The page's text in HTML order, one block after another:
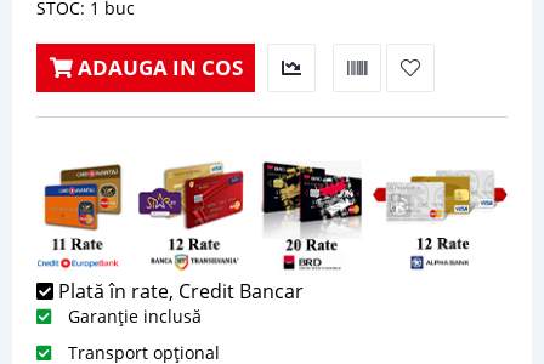
STOC: 1 buc
ADAUGA IN COS
Plată în rate, Credit Bancar
Garanție inclusă
Transport opțional